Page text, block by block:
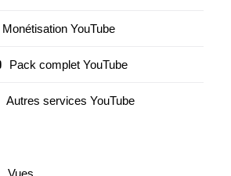
Monétisation YouTube
Pack complet YouTube
Autres services YouTube
Vues